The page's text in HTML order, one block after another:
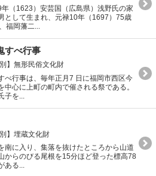
（1623）安芸国（広島県）浅野氏の家
として生まれ、元禄10年（1697）75歳
福岡藩二...
すべ行事
別】無形民俗文化財
べ行事は、毎年正月7 日に福岡市西区今
中心に上町の町内で催される祭である。
を...
別】埋蔵文化財
に入り、集落を抜けたところから山道
からのびる尾根を15分ほど登った標高78
ある...